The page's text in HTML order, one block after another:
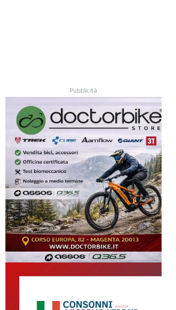
Pubblicità